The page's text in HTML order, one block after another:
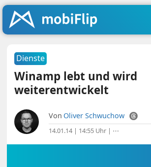
Dienste
Winamp lebt und wird
weiterentwickelt
Von Oliver Schwuchow
14.01.14 | 14:55 Uhr | ⋯